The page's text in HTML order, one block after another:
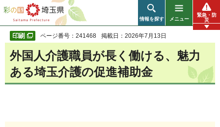
彩の国 埼玉県
情報を探す メニュー
緊急・防
災
ページ番号：241468 掲載日：2026年7月13日
外国人介護職員が長く働ける、魅力
ある埼玉介護の促進補助金